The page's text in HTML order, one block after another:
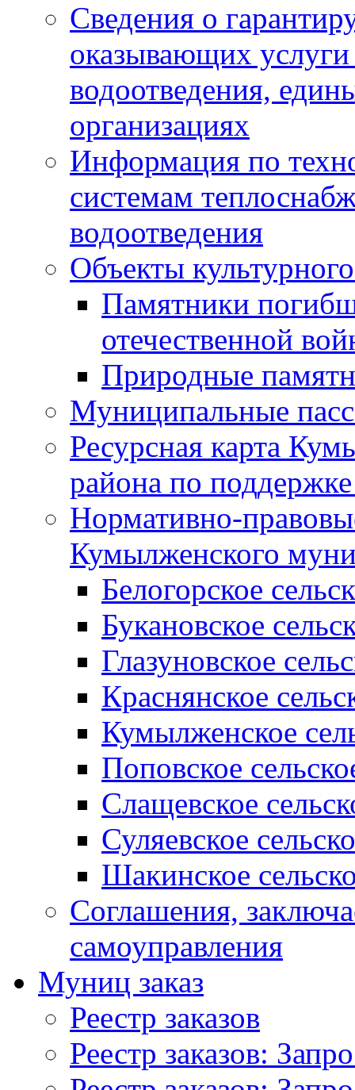
Сведения о
оказывающих
водоотведения,
организациях
Информация по
системам
водоотведения
Объекты
Памятники
отечественной
Природные
Муниципальные
Ресурсная карта
района по
Нормативно-
Кумылженского
Белогорское
Букановское
Глазуновское
Краснянское
Кумылженское
Поповское
Слащевское
Суляевское
Шакинское
Соглашения,
самоуправления
Муниц заказ
Реестр заказов
Реестр заказов: